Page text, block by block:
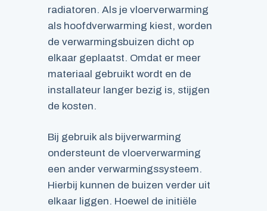
radiatoren. Als je vloerverwarming
als hoofdverwarming kiest, worden
de verwarmingsbuizen dicht op
elkaar geplaatst. Omdat er meer
materiaal gebruikt wordt en de
installateur langer bezig is, stijgen
de kosten.
Bij gebruik als bijverwarming
ondersteunt de vloerverwarming
een ander verwarmingssysteem.
Hierbij kunnen de buizen verder uit
elkaar liggen. Hoewel de initiële